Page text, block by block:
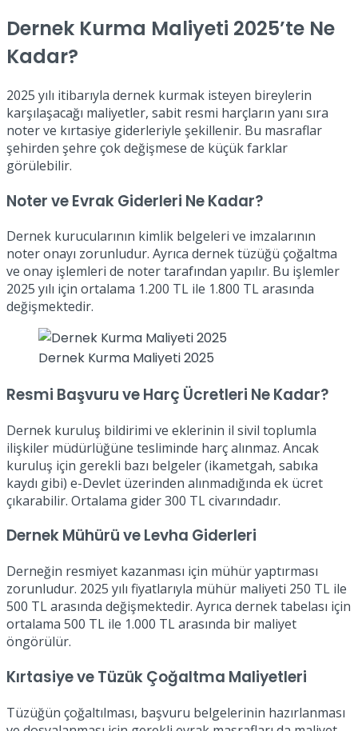
Dernek Kurma Maliyeti 2025’te Ne
Kadar?
2025 yılı itibarıyla dernek kurmak isteyen bireylerin
karşılaşacağı maliyetler, sabit resmi harçların yanı sıra
noter ve kırtasiye giderleriyle şekillenir. Bu masraflar
şehirden şehre çok değişmese de küçük farklar
görülebilir.
Noter ve Evrak Giderleri Ne Kadar?
Dernek kurucularının kimlik belgeleri ve imzalarının
noter onayı zorunludur. Ayrıca dernek tüzüğü çoğaltma
ve onay işlemleri de noter tarafından yapılır. Bu işlemler
2025 yılı için ortalama 1.200 TL ile 1.800 TL arasında
değişmektedir.
Dernek Kurma Maliyeti 2025
Resmi Başvuru ve Harç Ücretleri Ne Kadar?
Dernek kuruluş bildirimi ve eklerinin il sivil toplumla
ilişkiler müdürlüğüne tesliminde harç alınmaz. Ancak
kuruluş için gerekli bazı belgeler (ikametgah, sabıka
kaydı gibi) e-Devlet üzerinden alınmadığında ek ücret
çıkarabilir. Ortalama gider 300 TL civarındadır.
Dernek Mühürü ve Levha Giderleri
Derneğin resmiyet kazanması için mühür yaptırması
zorunludur. 2025 yılı fiyatlarıyla mühür maliyeti 250 TL ile
500 TL arasında değişmektedir. Ayrıca dernek tabelası için
ortalama 500 TL ile 1.000 TL arasında bir maliyet
öngörülür.
Kırtasiye ve Tüzük Çoğaltma Maliyetleri
Tüzüğün çoğaltılması, başvuru belgelerinin hazırlanması